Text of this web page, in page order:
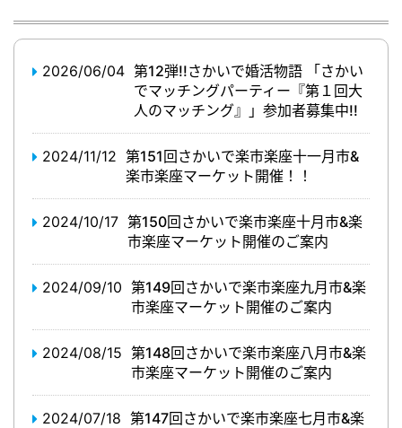
2026/06/04 第12弾!!さかいで婚活物語 「さかい
でマッチングパーティー『第１回大
人のマッチング』」参加者募集中!!
2024/11/12 第151回さかいで楽市楽座十一月市&
楽市楽座マーケット開催！！
2024/10/17 第150回さかいで楽市楽座十月市&楽
市楽座マーケット開催のご案内
2024/09/10 第149回さかいで楽市楽座九月市&楽
市楽座マーケット開催のご案内
2024/08/15 第148回さかいで楽市楽座八月市&楽
市楽座マーケット開催のご案内
2024/07/18 第147回さかいで楽市楽座七月市&楽